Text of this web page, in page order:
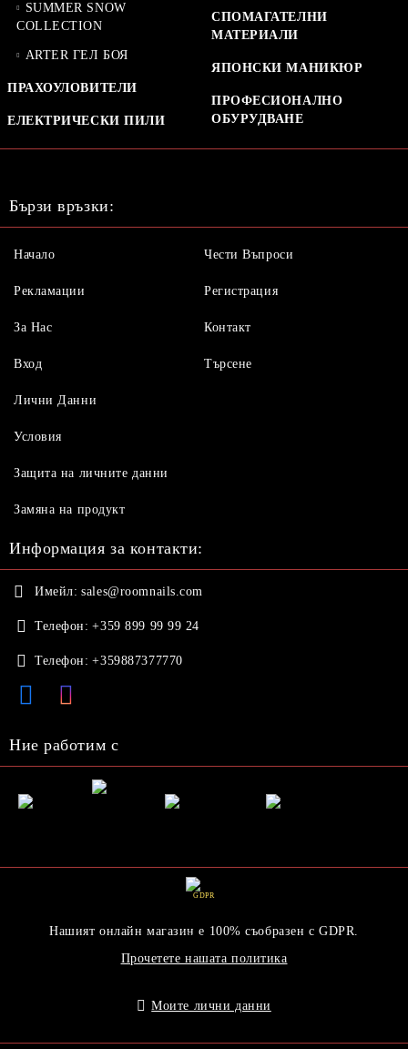
SUMMER SNOW
COLLECTION
ARTER ГЕЛ БОЯ
ПРАХОУЛОВИТЕЛИ
ЕЛЕКТРИЧЕСКИ ПИЛИ
СПОМАГАТЕЛНИ
МАТЕРИАЛИ
ЯПОНСКИ МАНИКЮР
ПРОФЕСИОНАЛНО
ОБУРУДВАНЕ
Бързи връзки:
Начало
Рекламации
За Нас
Вход
Чести Въпроси
Регистрация
Контакт
Търсене
Лични Данни
Условия
Защита на личните данни
Замяна на продукт
Информация за контакти:
Имейл: sales@roomnails.com
Телефон: +359 899 99 99 24
Телефон: +359887377770
Ние работим с
GDPR
Нашият онлайн магазин е 100% съобразен с GDPR.
Прочетете нашата политика
Моите лични данни